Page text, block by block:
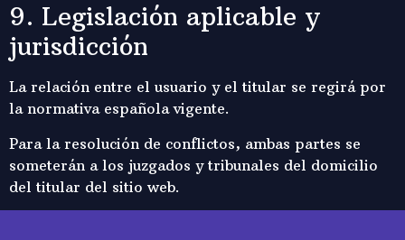
9. Legislación aplicable y
jurisdicción
La relación entre el usuario y el titular se regirá por
la normativa española vigente.
Para la resolución de conflictos, ambas partes se
someterán a los juzgados y tribunales del domicilio
del titular del sitio web.